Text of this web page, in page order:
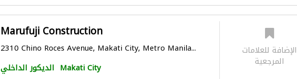
Marufuji Construction
2310 Chino Roces Avenue, Makati City, Metro Manila...
الديكور الداخلي Makati City
الإضافة للعلامات
المرجعية